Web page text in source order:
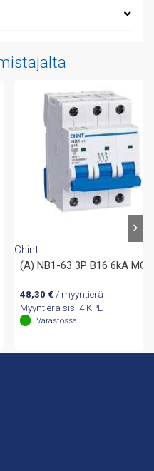
Chint
(A) NB1-63 3P B16 6kA MCB
48,30 € / myyntierä
Myyntierä sis. 4 KPL
Varastossa